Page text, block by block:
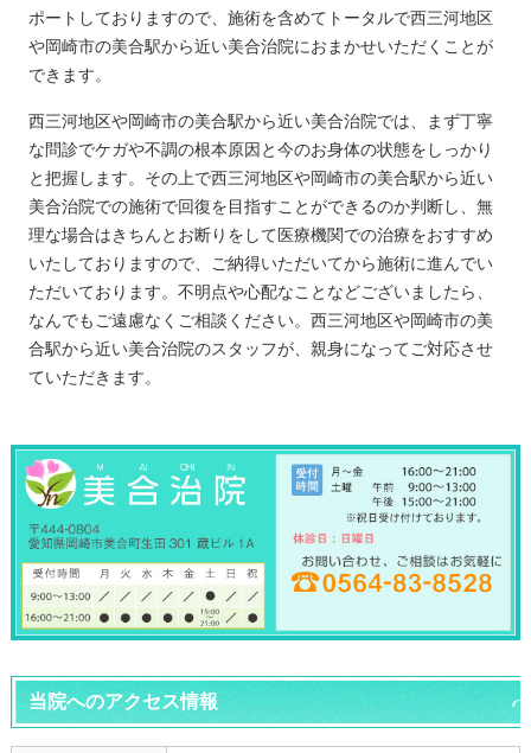
ポートしておりますので、施術を含めてトータルで西三河地区
や岡崎市の美合駅から近い美合治院におまかせいただくことが
できます。
西三河地区や岡崎市の美合駅から近い美合治院では、まず丁寧
な問診でケガや不調の根本原因と今のお身体の状態をしっかり
と把握します。その上で西三河地区や岡崎市の美合駅から近い
美合治院での施術で回復を目指すことができるのか判断し、無
理な場合はきちんとお断りをして医療機関での治療をおすすめ
いたしておりますので、ご納得いただいてから施術に進んでい
ただいております。不明点や心配なことなどございましたら、
なんでもご遠慮なくご相談ください。西三河地区や岡崎市の美
合駅から近い美合治院のスタッフが、親身になってご対応させ
ていただきます。
当院へのアクセス情報